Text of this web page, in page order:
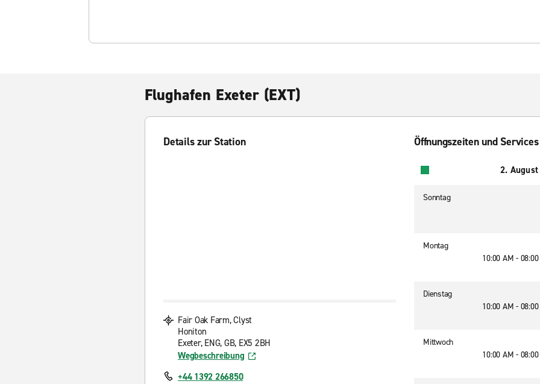
Flughafen Exeter (EXT)
Details zur Station
Fair Oak Farm, Clyst
Honiton
Exeter, ENG, GB, EX5 2BH
Wegbeschreibung
+44 1392 266850
Öffnungszeiten und Services
2.
Sonntag
Montag
10:00 AM -
Dienstag
10:00 AM -
Mittwoch
10:00 AM -